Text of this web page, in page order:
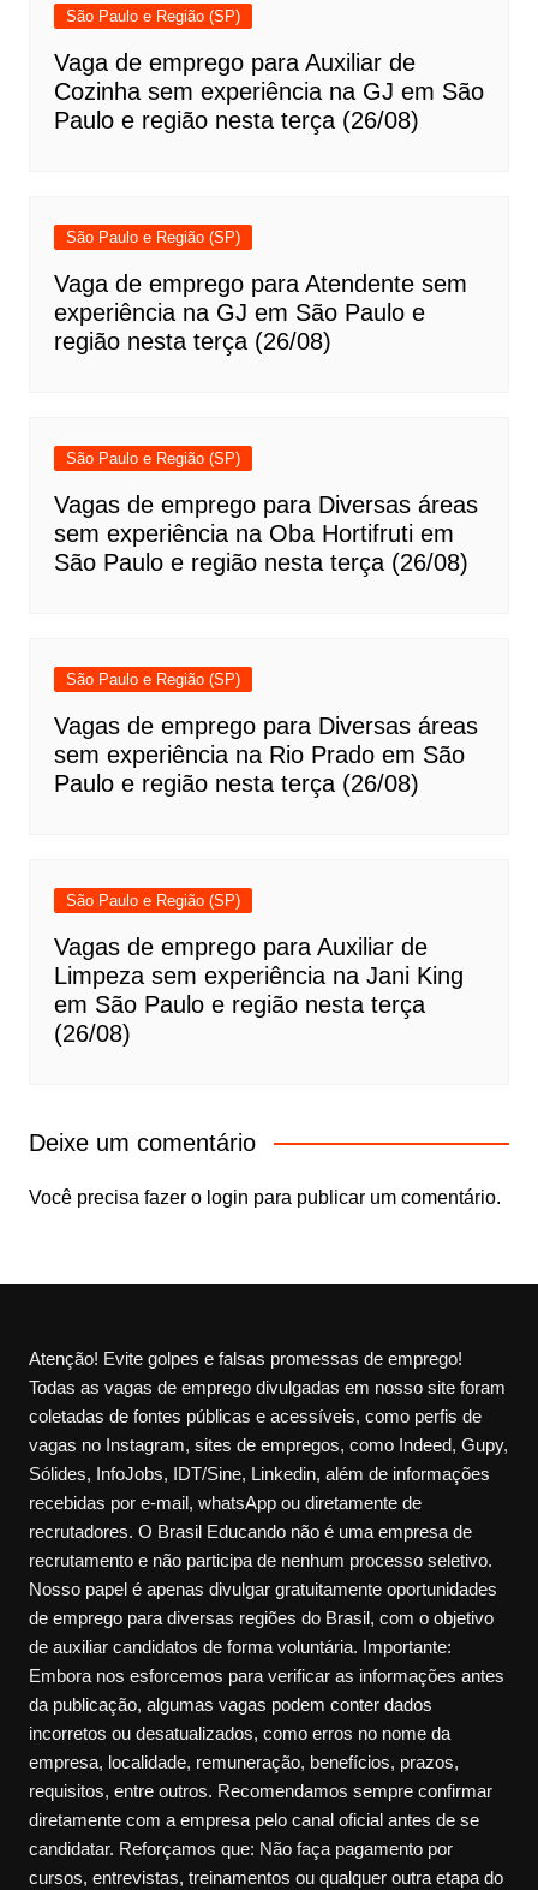
São Paulo e Região (SP)
Vaga de emprego para Auxiliar de
Cozinha sem experiência na GJ em São
Paulo e região nesta terça (26/08)
São Paulo e Região (SP)
Vaga de emprego para Atendente sem
experiência na GJ em São Paulo e
região nesta terça (26/08)
São Paulo e Região (SP)
Vagas de emprego para Diversas áreas
sem experiência na Oba Hortifruti em
São Paulo e região nesta terça (26/08)
São Paulo e Região (SP)
Vagas de emprego para Diversas áreas
sem experiência na Rio Prado em São
Paulo e região nesta terça (26/08)
São Paulo e Região (SP)
Vagas de emprego para Auxiliar de
Limpeza sem experiência na Jani King
em São Paulo e região nesta terça
(26/08)
Deixe um comentário
Você precisa fazer o login para publicar um comentário.
Atenção! Evite golpes e falsas promessas de emprego!
Todas as vagas de emprego divulgadas em nosso site foram
coletadas de fontes públicas e acessíveis, como perfis de
vagas no Instagram, sites de empregos, como Indeed, Gupy,
Sólides, InfoJobs, IDT/Sine, Linkedin, além de informações
recebidas por e-mail, whatsApp ou diretamente de
recrutadores. O Brasil Educando não é uma empresa de
recrutamento e não participa de nenhum processo seletivo.
Nosso papel é apenas divulgar gratuitamente oportunidades
de emprego para diversas regiões do Brasil, com o objetivo
de auxiliar candidatos de forma voluntária. Importante:
Embora nos esforcemos para verificar as informações antes
da publicação, algumas vagas podem conter dados
incorretos ou desatualizados, como erros no nome da
empresa, localidade, remuneração, benefícios, prazos,
requisitos, entre outros. Recomendamos sempre confirmar
diretamente com a empresa pelo canal oficial antes de se
candidatar. Reforçamos que: Não faça pagamento por
cursos, entrevistas, treinamentos ou qualquer outra etapa do